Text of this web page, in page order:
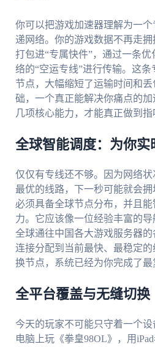
你可以把游戏加速器理解为一
递网络。你的游戏数据不再走
打包进“专属快件”，通过一条
络的“空运专线”进行传输。这
节点，大幅缩短了运输时间和
础，一个真正能解决你痛点的
几项核心能力，才能真正做到指
全球智能调度：为你实
仅仅有专线还不够。因为网络
最优的线路，下一秒可能就会
必须具备全球节点分布，并且
力。它应该像一位经验丰富的
全球通往中国各大游戏服务器
连接分配到当前最快、最稳定
换节点，系统已经为你完成了最
全平台覆盖与无缝切换
今天的玩家不可能只守着一个设
电脑上玩《拳皇98OL》，用